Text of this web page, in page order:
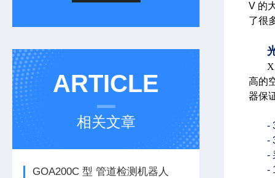
ARTICLE
相关文章
GOA200C 型 管道检测机器人
V 的
了很
高的
器保
-
-
-
-